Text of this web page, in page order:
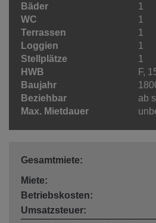
Bäder
1
WC
1
Terrassen
1
Loggien
1
Stellplätze
1
HWB
F,
Baujahr
Beziehbar
ab
Max. Mietdauer
Gesamtmiete:
Miete:
Betriebskosten:
Umsatzsteuer: